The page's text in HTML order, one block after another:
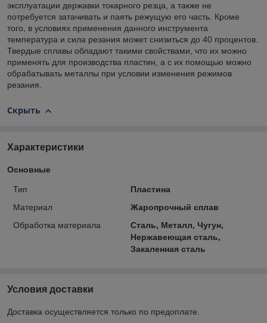
эксплуатации державки токарного резца, а также не
потребуется затачивать и паять режущую его часть. Кроме
того, в условиях применения данного инструмента
температура и сила резания может снизиться до 40 процентов.
Твердые сплавы обладают такими свойствами, что их можно
применять для производства пластин, а с их помощью можно
обрабатывать металлы при условии изменения режимов
резания.
Скрыть
Характеристики
Основные
Тип
Пластина
Материал
Жаропрочный сплав
Обработка материала
Сталь, Металл, Чугун,
Нержавеющая сталь,
Закаленная сталь
Условия доставки
Доставка осуществляется только по предоплате.